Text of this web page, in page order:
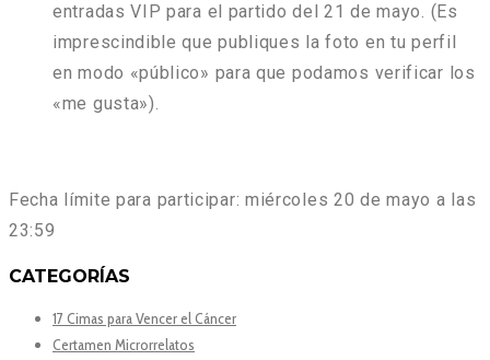
entradas VIP para el partido del 21 de mayo. (Es
imprescindible que publiques la foto en tu perfil
en modo «público» para que podamos verificar los
«me gusta»).
Fecha límite para participar: miércoles 20 de mayo a las
23:59
CATEGORÍAS
17 Cimas para Vencer el Cáncer
Certamen Microrrelatos